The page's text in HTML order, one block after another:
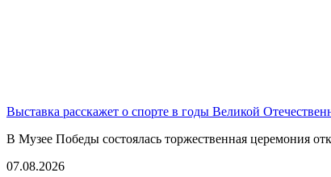
Выставка расскажет о спорте в годы Великой
В Музее Победы состоялась торжественная церемония
07.08.2026